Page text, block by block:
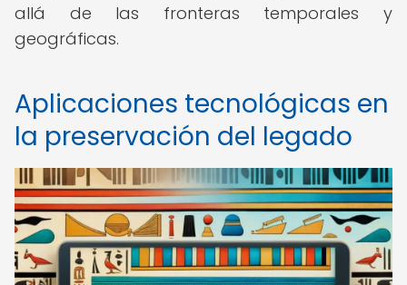
allá de las fronteras temporales y
geográficas.
Aplicaciones tecnológicas en
la preservación del legado